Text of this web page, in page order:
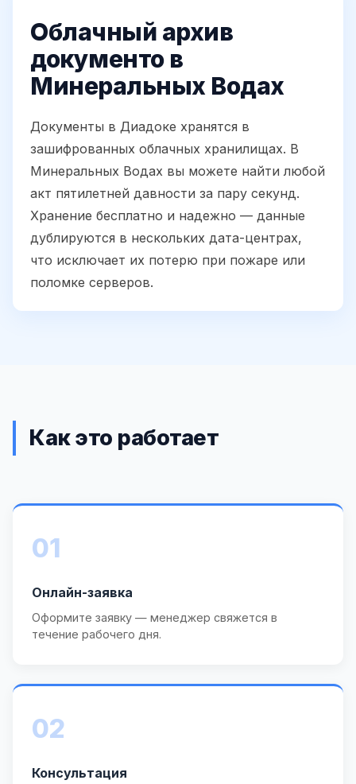
Облачный архив
документо в
Минеральных Водах
Документы в Диадоке хранятся в
зашифрованных облачных хранилищах. В
Минеральных Водах вы можете найти любой
акт пятилетней давности за пару секунд.
Хранение бесплатно и надежно — данные
дублируются в нескольких дата-центрах,
что исключает их потерю при пожаре или
поломке серверов.
Как это работает
01
Онлайн-заявка
Оформите заявку — менеджер свяжется в
течение рабочего дня.
02
Консультация